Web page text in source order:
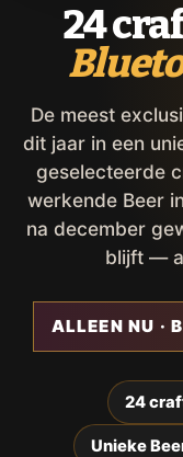
24
De meest
dit jaar in een
geselecteerde
werkende Beer
na december
blijft —
ALLEEN NU ·
24
Unieke